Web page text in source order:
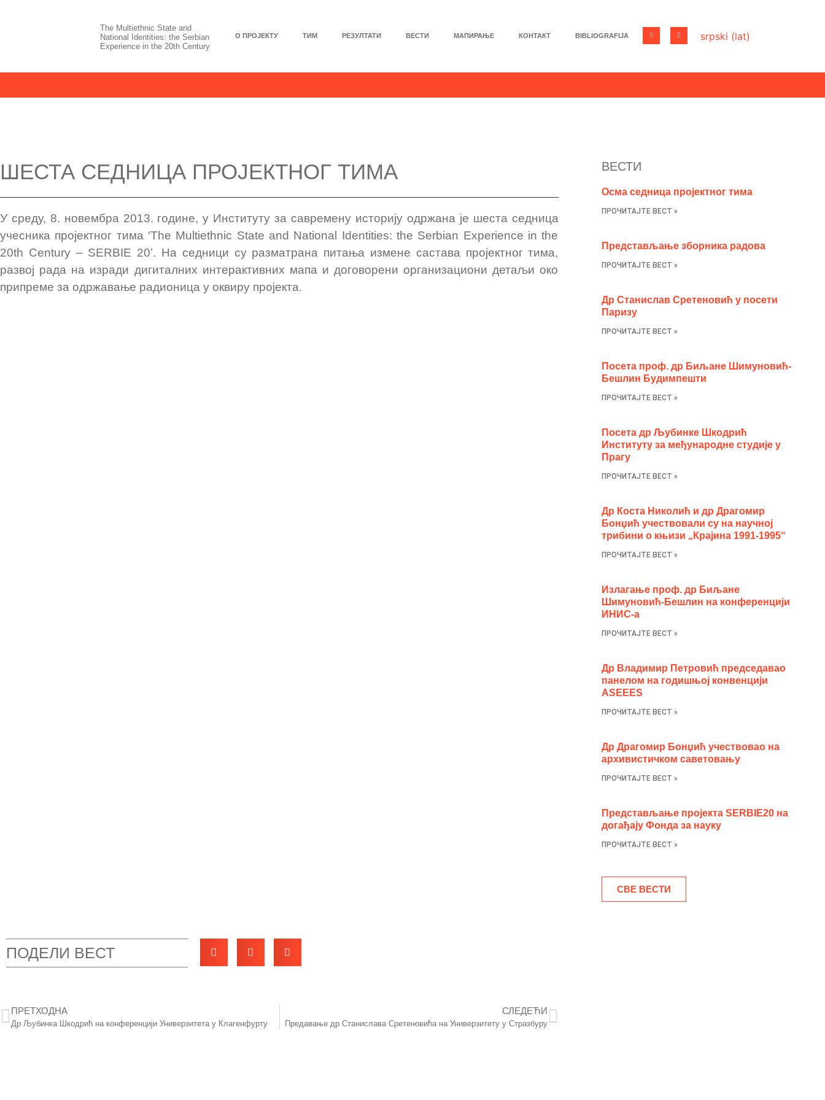
The Multiethnic State and
National Identities: the Serbian
Experience in the 20th Century
О ПРОЈЕКТУ ТИМ РЕЗУЛТАТИ ВЕСТИ МАПИРАЊЕ КОНТАКТ BIBLIOGRAFIJA srpski (lat)
ШЕСТА СЕДНИЦА ПРОЈЕКТНОГ ТИМА
У среду, 8. новембра 2013. године, у Институту за савремену историју одржана је шеста седница
учесника пројектног тима ‘The Multiethnic State and National Identities: the Serbian Experience in the
20th Century – SERBIE 20’. На седници су разматрана питања измене састава пројектног тима,
развој рада на изради дигиталних интерактивних мапа и договорени организациони детаљи око
припреме за одржавање радионица у оквиру пројекта.
ВЕСТИ
Осма седница пројектног тима
ПРОЧИТАЈТЕ ВЕСТ »
Представљање зборника радова
ПРОЧИТАЈТЕ ВЕСТ »
Др Станислав Сретеновић у посети
Паризу
ПРОЧИТАЈТЕ ВЕСТ »
Посета проф. др Биљане Шимуновић-
Бешлин Будимпешти
ПРОЧИТАЈТЕ ВЕСТ »
Посета др Љубинке Шкодрић
Институту за међународне студије у
Прагу
ПРОЧИТАЈТЕ ВЕСТ »
Др Коста Николић и др Драгомир
Бонџић учествовали су на научној
трибини о књизи „Крајина 1991-1995“
ПРОЧИТАЈТЕ ВЕСТ »
Излaгање проф. др Биљане
Шимуновић-Бешлин на конференцији
ИНИС-а
ПРОЧИТАЈТЕ ВЕСТ »
Др Владимир Петровић председавао
панелом на годишњој конвенцији
ASEEES
ПРОЧИТАЈТЕ ВЕСТ »
Др Драгомир Бонџић учествовао на
архивистичком саветовању
ПРОЧИТАЈТЕ ВЕСТ »
Представљање пројекта SERBIE20 на
догађају Фонда за науку
ПРОЧИТАЈТЕ ВЕСТ »
СВЕ ВЕСТИ
ПОДЕЛИ ВЕСТ
ПРЕТХОДНА
Др Љубинка Шкодрић на конференцији Универзитета у Клагенфурту
СЛЕДЕЋИ
Предавање др Станислава Сретеновића на Универзитету у Стразбуру